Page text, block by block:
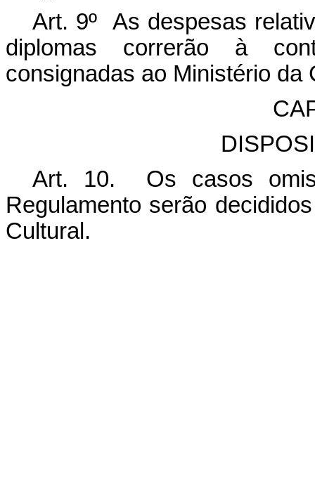
Art. 9º As despesas
diplomas correrão à
consignadas ao Ministério da
Art. 10. Os casos
Regulamento serão
Cultural.